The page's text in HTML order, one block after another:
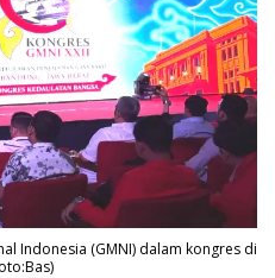
Indonesia (GMNI) dalam kongres di